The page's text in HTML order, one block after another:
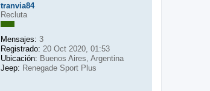
tranvia84
Recluta
Mensajes: 3
Registrado: 20 Oct 2020, 01:53
Ubicación: Buenos Aires, Argentina
Jeep: Renegade Sport Plus